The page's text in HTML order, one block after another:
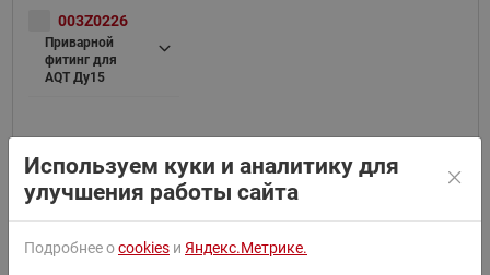
003Z0226
Приварной
фитинг для
AQT Ду15
фитинг для
Используем куки и аналитику для
улучшения работы сайта
Подробнее оcookies и Яндекс.Метрике.